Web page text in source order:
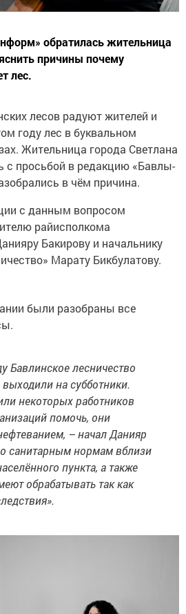
обратилась жительница
причины почему
лес.
лесов радуют жителей и
году лес в буквальном
Жительница города Светлана
с просьбой в редакцию «Бавлы-
в чём причина.
с данным вопросом
райисполкома
Бакирову и начальнику
Марату Бикбулатову.
были разобраны все
Бавлинское лесничество
на субботники.
некоторых работников
помочь, они
– начал Данияр
санитарным нормам вблизи
пункта, а также
обрабатывать так как